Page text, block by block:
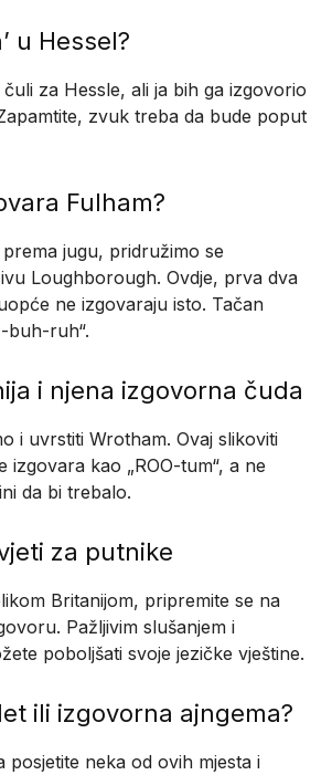
u Hessel?
za Hessle, ali ja bih ga izgovorio
zvuk treba da bude poput
Fulham?
jugu, pridružimo se
Loughborough. Ovdje, prva dva
ne izgovaraju isto. Tačan
buh-ruh“.
i njena izgovorna čuda
i uvrstiti Wrotham. Ovaj slikoviti
izgovara kao „ROO-tum“, a ne
da bi trebalo.
za putnike
Britanijom, pripremite se na
Pažljivim slušanjem i
poboljšati svoje jezičke vještine.
ili izgovorna ajngema?
posjetite neka od ovih mjesta i